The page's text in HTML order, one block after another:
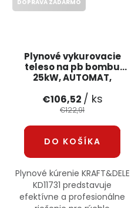
Plynové vykurovacie
teleso na pb bombu
25kW, AUTOMAT,
KD11731, KRAFT&DELE
DOPRAVA ZADARMO
€106,52 / ks
€122,91
DO KOŠÍKA
Plynové kúrenie KRAFT&DELE
KD11731 predstavuje
efektívne a profesionálne